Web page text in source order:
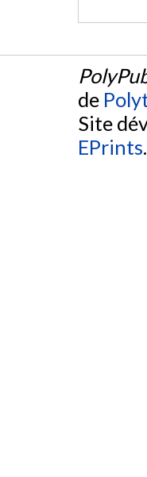
de
Site
EPrints.